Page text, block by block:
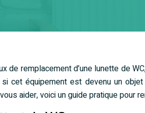
de remplacement d’une lunette de
si cet équipement est devenu un
aider, voici un guide pratique pour